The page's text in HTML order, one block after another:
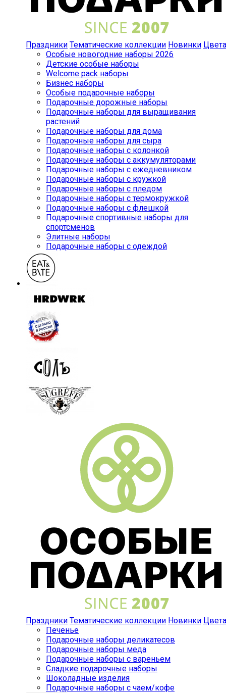
Праздники Тематические коллекции Новинки Цвета
Особые новогодние наборы 2026
Детские особые наборы
Welcome pack наборы
Бизнес наборы
Особые подарочные наборы
Подарочные дорожные наборы
Подарочные наборы для выращивания
растений
Подарочные наборы для дома
Подарочные наборы для сыра
Подарочные наборы с колонкой
Подарочные наборы с аккумуляторами
Подарочные наборы с ежедневником
Подарочные наборы с кружкой
Подарочные наборы с пледом
Подарочные наборы с термокружкой
Подарочные наборы с флешкой
Подарочные спортивные наборы для
спортсменов
Элитные наборы
Подарочные наборы с одеждой
Праздники Тематические коллекции Новинки Цвета
Печенье
Подарочные наборы деликатесов
Подарочные наборы меда
Подарочные наборы с вареньем
Сладкие подарочные наборы
Шоколадные изделия
Подарочные наборы с чаем/кофе